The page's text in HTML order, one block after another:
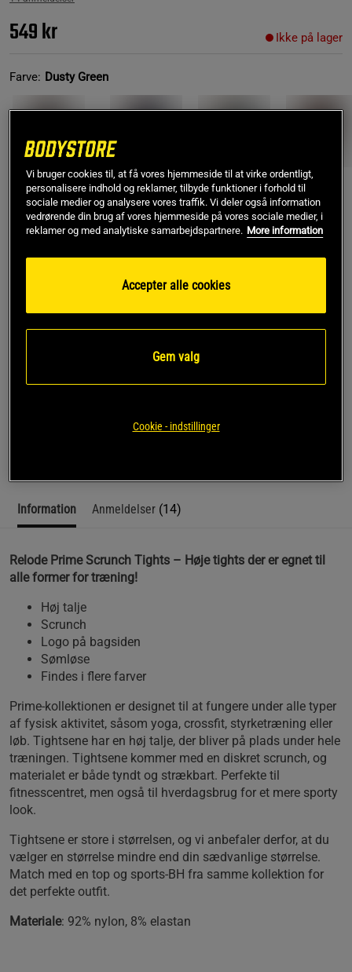
549 kr Ikke på lager
Farve: Dusty Green
Ikke på lager
!
det kommer på lager igen.
alle former for træning!
Information Anmeldelser (14)
Relode Prime Scrunch Tights – Høje tights der er egnet til
alle former for træning!
Høj talje
Scrunch
Logo på bagsiden
Sømløse
Findes i flere farver
Prime-kollektionen er designet til at fungere under alle typer
af fysisk aktivitet, såsom yoga, crossfit, styrketræning eller
løb. Tightsene har en høj talje, der bliver på plads under hele
træningen. Tightsene kommer med en diskret scrunch, og
materialet er både tyndt og strækbart. Perfekte til
fitnesscentret, men også til hverdagsbrug for et mere sporty
look.
Tightsene er store i størrelsen, og vi anbefaler derfor, at du
vælger en størrelse mindre end din sædvanlige størrelse.
Match med en top og sports-BH fra samme kollektion for
det perfekte outfit.
Materiale: 92% nylon, 8% elastan
Vi bruger cookies til, at få vores hjemmeside til at virke ordentligt,
personalisere indhold og reklamer, tilbyde funktioner i forhold til
sociale medier og analysere vores traffik. Vi deler også information
vedrørende din brug af vores hjemmeside på vores sociale medier, i
reklamer og med analytiske samarbejdspartnere. More information
Accepter alle cookies
Gem valg
Cookie - indstillinger